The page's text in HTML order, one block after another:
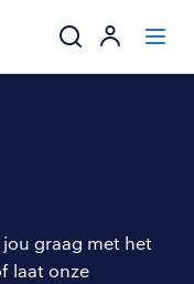
carrière
jou graag met het
laat onze